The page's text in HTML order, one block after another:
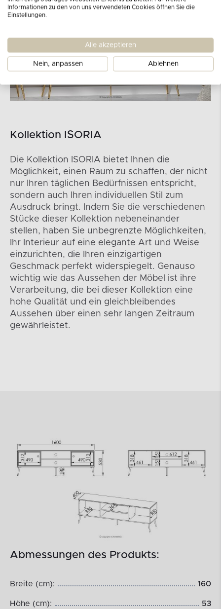
Kollektion ISORIA
Die Kollektion ISORIA bietet Ihnen die
Möglichkeit, einen Raum zu schaffen, der nicht
nur Ihren täglichen Bedürfnissen entspricht,
sondern auch Ihren individuellen Stil zum
Ausdruck bringt. Indem Sie die verschiedenen
Stücke dieser Kollektion nebeneinander
stellen, haben Sie unbegrenzte Möglichkeiten,
Ihr Interieur auf eine elegante Art und Weise
einzurichten, die Ihren einzigartigen
Geschmack perfekt widerspiegelt. Genauso
wichtig wie das Aussehen der Möbel ist ihre
Verarbeitung, die bei dieser Kollektion eine
hohe Qualität und ein gleichbleibendes
Aussehen über einen sehr langen Zeitraum
gewährleistet.
Abmessungen des Produkts:
Breite (cm): 160
Höhe (cm): 53
Informationen zu den von uns verwendeten Cookies öffnen Sie die
Einstellungen.
Alle akzeptieren
Nein, anpassen Ablehnen